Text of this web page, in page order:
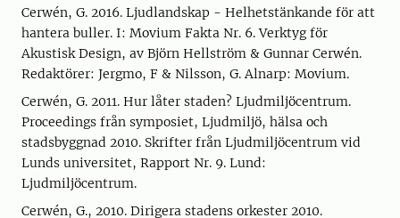
Cerwén, G. 2016. Ljudlandskap - Helhetstänkande för att
hantera buller. I: Movium Fakta Nr. 6. Verktyg för
Akustisk Design, av Björn Hellström & Gunnar Cerwén.
Redaktörer: Jergmo, F & Nilsson, G. Alnarp: Movium.
Cerwén, G. 2011. Hur låter staden? Ljudmiljöcentrum.
Proceedings från symposiet, Ljudmiljö, hälsa och
stadsbyggnad 2010. Skrifter från Ljudmiljöcentrum vid
Lunds universitet, Rapport Nr. 9. Lund:
Ljudmiljöcentrum.
Cerwén, G., 2010. Dirigera stadens orkester 2010.